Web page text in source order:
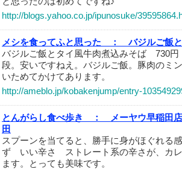
http://blogs.yahoo.co.jp/ipunosuke/
メシを食ってふと思った ：
バジルご飯
バジルご飯とタイ風牛肉煮込みそば 730
段。安いですねえ。バジルご飯。豚肉のミ
いためてかけてあります。
http://ameblo.jp/kobakenjump/entry-
とんがらし食べ歩き ：
メーヤウ早稲田
田
スプーンを当てると、勝手に身がほぐれる
ず いい辛さ ストレート系の辛さが、カレ
ます。とっても美味です。